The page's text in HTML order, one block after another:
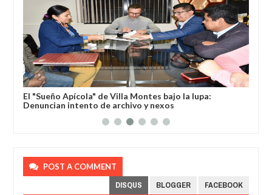
El "Sueño Apícola" de Villa Montes bajo la lupa:
Denuncian intento de archivo y nexos
POST A COMMENT
DISQUS BLOGGER FACEBOOK